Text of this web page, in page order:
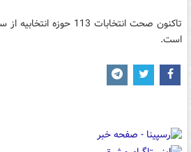
تاكنون صحت انتخابات 113
است.